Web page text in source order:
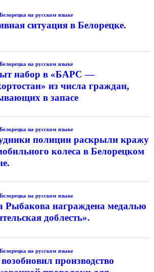
на русском языке
ситуация в Белорецке.
на русском языке
набор в «БАРС —
из числа граждан,
в запасе
на русском языке
полиции раскрыли кражу
колеса в Белорецком
на русском языке
Рыбакова награждена медалью
доблесть».
на русском языке
производство